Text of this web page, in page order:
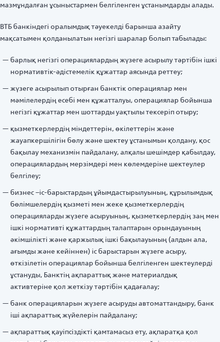
мазмұндалған ұсыныстармен белгіленген ұстанымдарды алады.
ВТБ банкіндегі оралымдық тәуекелді барынша азайту
мақсатымен қолданылатын негізгі шаралар болып табылады:
барлық негізгі операциялардың жүзеге асырылу тәртібін ішкі
нормативтік-әдістемелік құжаттар аясында реттеу;
жүзеге асырылып отырған банктік операциялар мен
мәмілелердің есебі мен құжатталуы, операциялар бойынша
негізгі құжаттар мен шоттарды уақтылы тексеріп отыру;
қызметкерлердің міндеттерін, өкілеттерін және
жауапкершілігін бөлу және шектеу ұстанымын қолдану, қос
бақылау механизмін пайдалану, алқалы шешімдер қабылдау,
операциялардың мерзімдері мен көлемдеріне шектеулер
белгілеу;
бизнес –іс-барыстардың ұйымдастырылуының, құрылымдық
бөлімшелердің қызметі мен жеке қызметкерлердің
операцияларды жүзеге асыруының, қызметкерлердің заң мен
ішкі нормативті құжаттардың талаптарын орындауының
әкімшілікті және қаржылық ішкі бақылауының (алдын ала,
ағымды және кейіннен) іс барыстарын жүзеге асыру,
өткізілетін операциялар бойынша белгіленген шектеулерді
ұстануды, Банктің ақпараттық және материалдық
активтеріне қол жеткізу тәртібін қадағалау;
банк операцияларын жүзеге асыруды автоматтандыру, банк
іші ақпараттық жүйелерін пайдалану;
ақпараттық қауіпсіздікті қамтамасыз ету, ақпаратқа қол